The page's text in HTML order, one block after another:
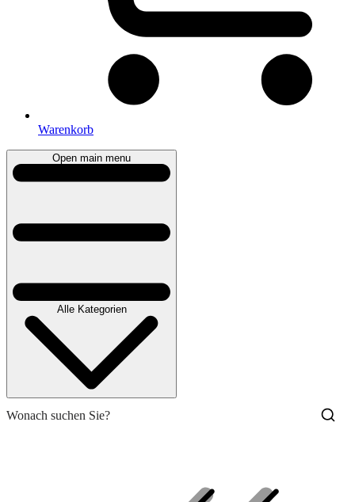
Warenkorb
Open main menu
Alle Kategorien